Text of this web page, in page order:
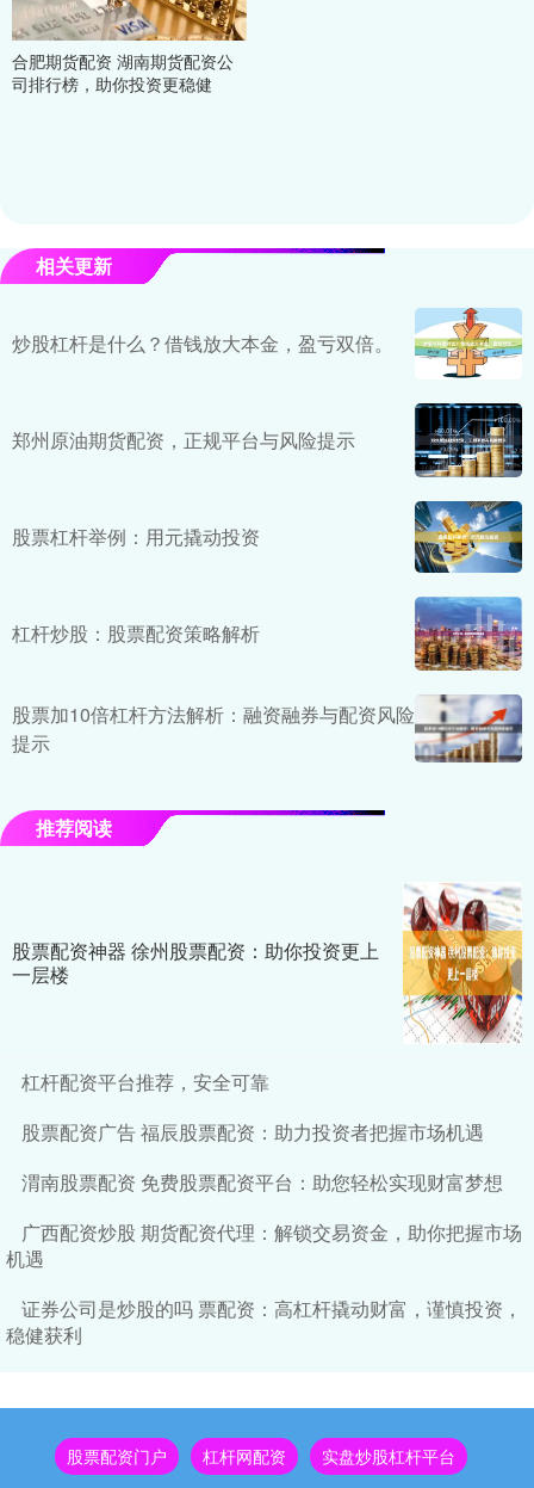
合肥期货配资 湖南期货配资公
司排行榜，助你投资更稳健
相关更新
炒股杠杆是什么？借钱放大本金，盈亏双倍。
郑州原油期货配资，正规平台与风险提示
股票杠杆举例：用元撬动投资
杠杆炒股：股票配资策略解析
股票加10倍杠杆方法解析：融资融券与配资风险
提示
推荐阅读
股票配资神器 徐州股票配资：助你投资更上
一层楼
杠杆配资平台推荐，安全可靠
股票配资广告 福辰股票配资：助力投资者把握市场机遇
渭南股票配资 免费股票配资平台：助您轻松实现财富梦想
广西配资炒股 期货配资代理：解锁交易资金，助你把握市场
机遇
证券公司是炒股的吗 票配资：高杠杆撬动财富，谨慎投资，
稳健获利
股票配资门户 杠杆网配资 实盘炒股杠杆平台